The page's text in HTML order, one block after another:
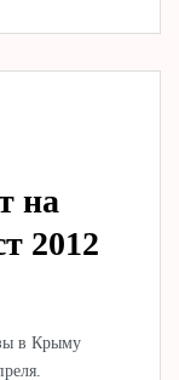
на
2012
в Крыму